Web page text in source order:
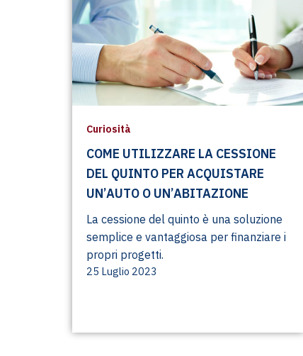
Curiosità
COME UTILIZZARE LA CESSIONE
DEL QUINTO PER ACQUISTARE
UN’AUTO O UN’ABITAZIONE
La cessione del quinto è una soluzione
semplice e vantaggiosa per finanziare i
propri progetti.
25 Luglio 2023